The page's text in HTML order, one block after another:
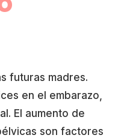
futuras madres.
en el embarazo,
El aumento de
son factores